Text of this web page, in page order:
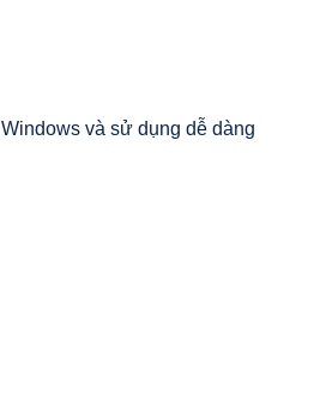
và sử dụng dễ dàng